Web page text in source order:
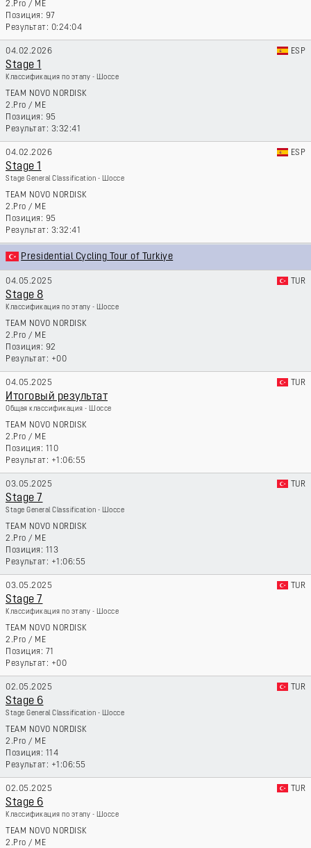
2.Pro / ME
97
0:24:04
04.02.2026 ESP
Stage 1
Классификация по этапу - Шоссе
TEAM NOVO NORDISK
2.Pro / ME
95
3:32:41
04.02.2026 ESP
Stage 1
Stage General Classification - Шоссе
TEAM NOVO NORDISK
2.Pro / ME
95
3:32:41
Presidential Cycling Tour of Turkiye
04.05.2025 TUR
Stage 8
Классификация по этапу - Шоссе
TEAM NOVO NORDISK
2.Pro / ME
92
+00
04.05.2025 TUR
Итоговый результат
Общая классификация - Шоссе
TEAM NOVO NORDISK
2.Pro / ME
110
+1:06:55
03.05.2025 TUR
Stage 7
Stage General Classification - Шоссе
TEAM NOVO NORDISK
2.Pro / ME
113
+1:06:55
03.05.2025 TUR
Stage 7
Классификация по этапу - Шоссе
TEAM NOVO NORDISK
2.Pro / ME
71
+00
02.05.2025 TUR
Stage 6
Stage General Classification - Шоссе
TEAM NOVO NORDISK
2.Pro / ME
114
+1:06:55
02.05.2025 TUR
Stage 6
Классификация по этапу - Шоссе
TEAM NOVO NORDISK
2.Pro / ME